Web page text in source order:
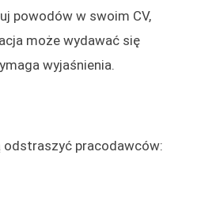
powodów w swoim CV,
może wydawać się
wyjaśnienia.
odstraszyć pracodawców: